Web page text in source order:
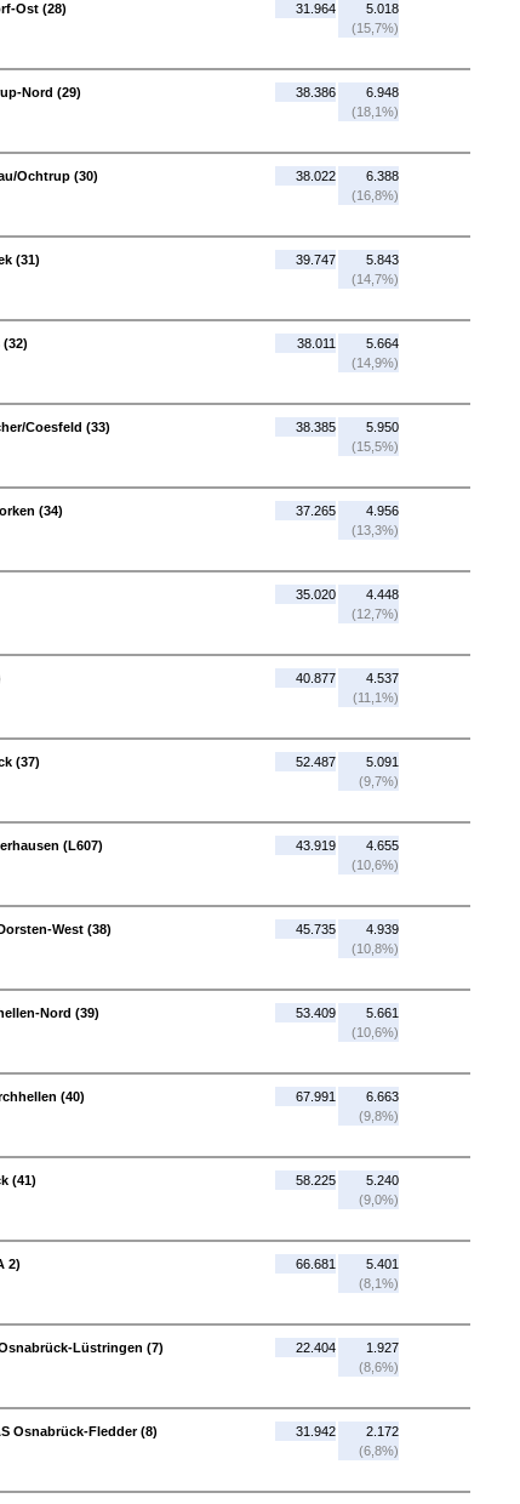
Ost (28)
31.964
5.018
(15,7%)
Nord (29)
38.386
6.948
(18,1%)
Ochtrup (30)
38.022
6.388
(16,8%)
(31)
39.747
5.843
(14,7%)
38.011
5.664
(14,9%)
Coesfeld (33)
38.385
5.950
(15,5%)
(34)
37.265
4.956
(13,3%)
35.020
4.448
(12,7%)
40.877
4.537
(11,1%)
(37)
52.487
5.091
(9,7%)
(L607)
43.919
4.655
(10,6%)
West (38)
45.735
4.939
(10,8%)
Nord (39)
53.409
5.661
(10,6%)
(40)
67.991
6.663
(9,8%)
(41)
58.225
5.240
(9,0%)
2)
66.681
5.401
(8,1%)
Lüstringen (7)
22.404
1.927
(8,6%)
Osnabrück-Fledder (8)
31.942
2.172
(6,8%)